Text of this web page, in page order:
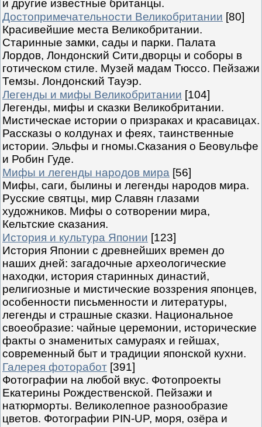
и другие известные британцы.
Достопримечательности Великобритании [80]
Красивейшие места Великобритании.
Старинные замки, сады и парки. Палата
Лордов, Лондонский Сити,дворцы и соборы в
готическом стиле. Музей мадам Тюссо. Пейзажи
Темзы. Лондонский Тауэр.
Легенды и мифы Великобритании [104]
Легенды, мифы и сказки Великобритании.
Мистическае истории о призраках и красавицах.
Рассказы о колдунах и феях, таинственные
истории. Эльфы и гномы.Сказания о Беовульфе
и Робин Гуде.
Мифы и легенды народов мира [56]
Мифы, саги, былины и легенды народов мира.
Русские святцы, мир Славян глазами
художников. Мифы о сотворении мира,
Кельтские сказания.
История и культура Японии [123]
История Японии с древнейших времен до
наших дней: загадочные археологические
находки, история старинных династий,
религиозные и мистические воззрения японцев,
особенности письменности и литературы,
легенды и страшные сказки. Национальное
своеобразие: чайные церемонии, исторические
факты о знаменитых самураях и гейшах,
современный быт и традиции японской кухни.
Галерея фоторабот [391]
Фотографии на любой вкус. Фотопроекты
Екатерины Рождественской. Пейзажи и
натюрморты. Великолепное разнообразие
цветов. Фотографии PIN-UP, моря, озёра и